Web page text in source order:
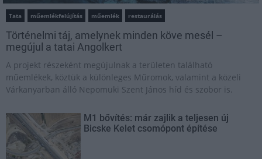
Tata műemlékfelújítás műemlék restaurálás
Történelmi táj, amelynek minden köve mesél –
megújul a tatai Angolkert
A projekt részeként megújulnak a területen található
műemlékek, köztük a különleges Műromok, valamint a közeli
Várkanyarban álló Nepomuki Szent János híd és szobor is.
M1 bővítés: már zajlik a teljesen új
Bicske Kelet csomópont építése